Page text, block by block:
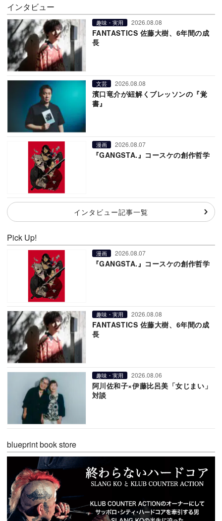
インタビュー
趣味・実用 2026.08.08
FANTASTICS 佐藤大樹、6年間の成
長
文芸 2026.08.08
濱口竜介が紐解くブレッソンの『覚
書』
漫画 2026.08.07
『GANGSTA.』コースケの創作哲学
インタビュー記事一覧
Pick Up!
漫画 2026.08.07
『GANGSTA.』コースケの創作哲学
趣味・実用 2026.08.08
FANTASTICS 佐藤大樹、6年間の成
長
趣味・実用 2026.08.06
阿川佐和子×伊藤比呂美「女じまい」
対談
blueprint book store